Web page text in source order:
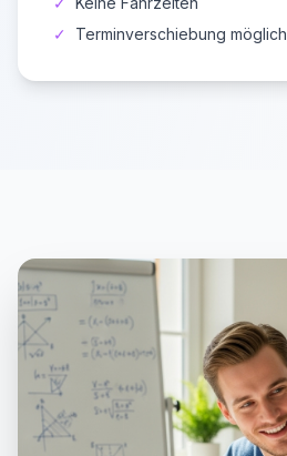
✓
Terminverschiebung möglich